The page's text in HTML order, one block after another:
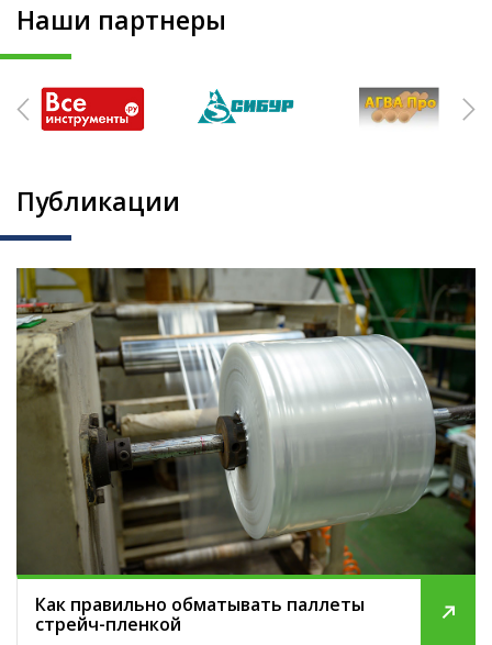
Наши партнеры
Публикации
Как правильно обматывать паллеты
стрейч-пленкой